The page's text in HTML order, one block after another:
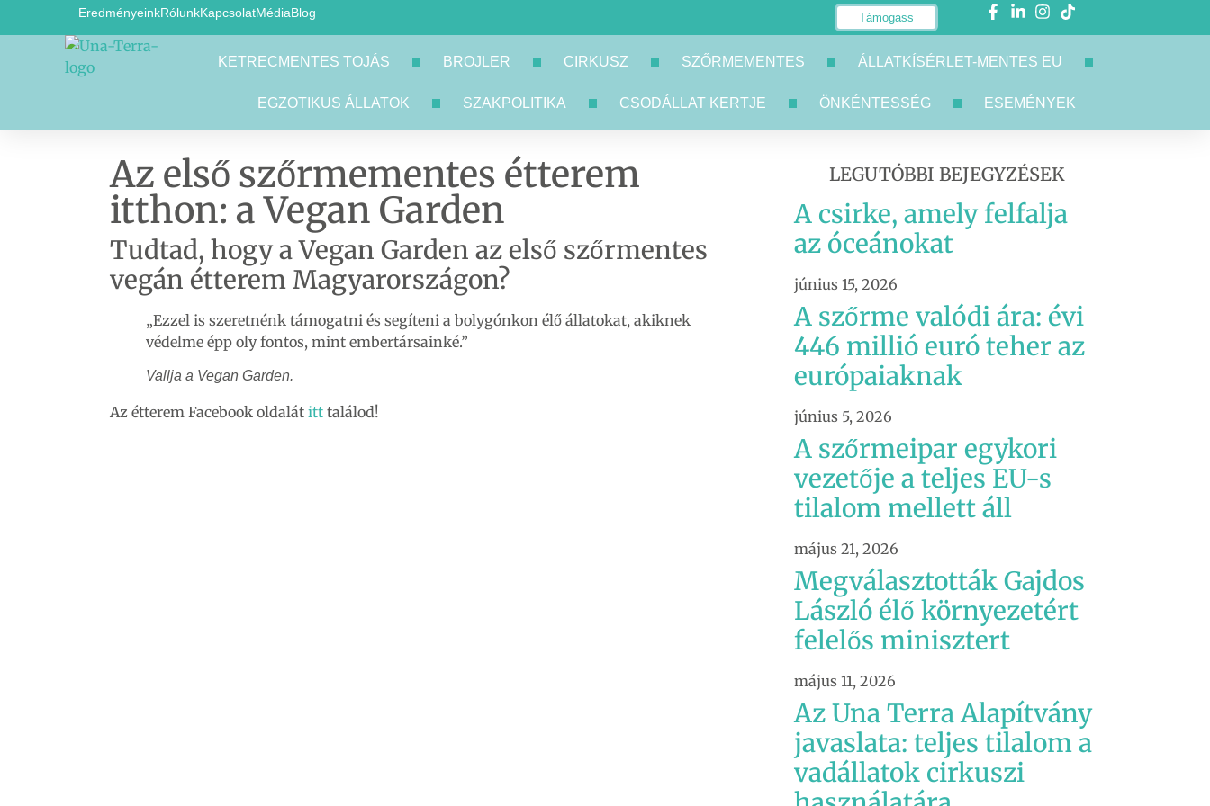
EredményeinkRólunkKapcsolatMédiaBlog Támogass
KETRECMENTES TOJÁS BROJLER CIRKUSZ SZŐRMEMENTES ÁLLATKÍSÉRLET-MENTES EU
EGZOTIKUS ÁLLATOK SZAKPOLITIKA CSODÁLLAT KERTJE ÖNKÉNTESSÉG ESEMÉNYEK
Az első szőrmementes étterem
itthon: a Vegan Garden
Tudtad, hogy a Vegan Garden az első szőrmentes
vegán étterem Magyarországon?
„Ezzel is szeretnénk támogatni és segíteni a bolygónkon élő állatokat, akiknek
védelme épp oly fontos, mint embertársainké.”
Vallja a Vegan Garden.
Az étterem Facebook oldalát itt találod!
LEGUTÓBBI BEJEGYZÉSEK
A csirke, amely felfalja
az óceánokat
június 15, 2026
A szőrme valódi ára: évi
446 millió euró teher az
európaiaknak
június 5, 2026
A szőrmeipar egykori
vezetője a teljes EU-s
tilalom mellett áll
május 21, 2026
Megválasztották Gajdos
László élő környezetért
felelős minisztert
május 11, 2026
Az Una Terra Alapítvány
javaslata: teljes tilalom a
vadállatok cirkuszi